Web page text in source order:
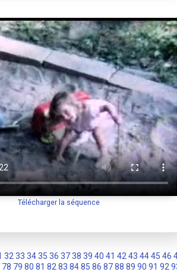
Télécharger la séquence
32 33 34 35 36 37 38 39 40 41 42 43 44 45 46
78 79 80 81 82 83 84 85 86 87 88 89 90 91 92